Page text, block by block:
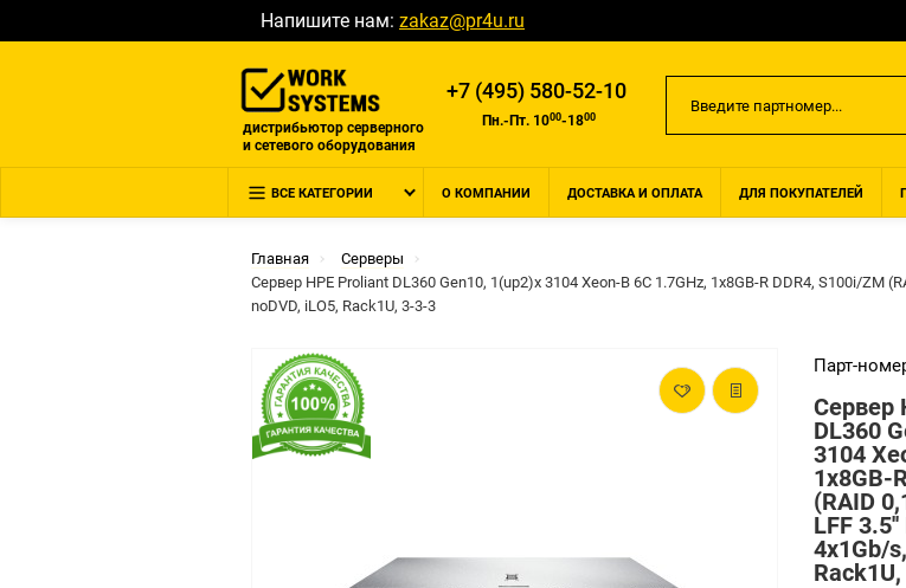
Напишите нам: zakaz@pr4u.ru
дистрибьютор серверного
и сетевого оборудования
+7 (495) 580-52-10
Пн.-Пт. 1000-1800
ВСЕ КАТЕГОРИИ О КОМПАНИИ ДОСТАВКА И ОПЛАТА ДЛЯ ПОКУПАТЕЛЕЙ
Главная
Серверы
Сервер HPE Proliant DL360 Gen10, 1(up2)x 3104 Xeon-B 6C 1.7GHz, 1x8GB-R DDR4, S100i/ZM
noDVD, iLO5, Rack1U, 3-3-3
Парт-
Сервер
DL360
3104
1x8GB-
(RAID
LFF
4x1Gb/